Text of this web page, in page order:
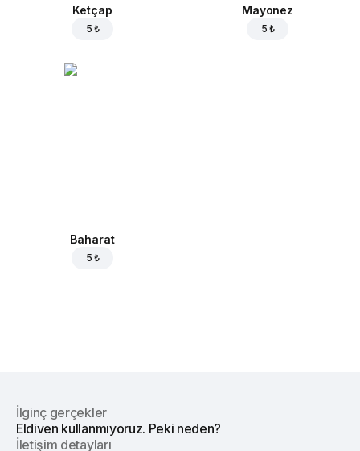
Ketçap
5 ₺
Mayonez
5 ₺
Baharat
5 ₺
İlginç gerçekler
Eldiven kullanmıyoruz. Peki neden?
İletişim detayları